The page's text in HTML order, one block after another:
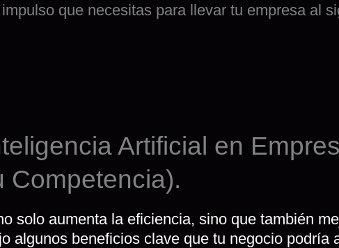
que necesitas para llevar tu empresa al
Artificial en
Competencia).
solo aumenta la eficiencia, sino que también
algunos beneficios clave que tu negocio podría